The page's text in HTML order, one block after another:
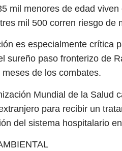
mil menores de edad
mil 500 corren riesgo de
es especialmente crítica
sureño paso fronterizo de
meses de los combates.
Mundial de la Salud
para recibir un
del sistema hospitalario